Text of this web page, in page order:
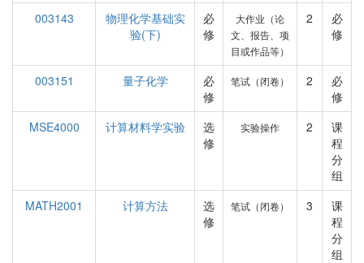
003143
物理化学基础实
验(下)
必
修
大作业（论
文、报告、项
目或作品等）
2
必
修
003151 量子化学
必
修
笔试（闭卷） 2
必
修
MSE4000
计算材料学实验
选
修
实验操作 2
课
程
分
组
MATH2001
计算方法
选
修
笔试（闭卷） 3
课
程
分
组